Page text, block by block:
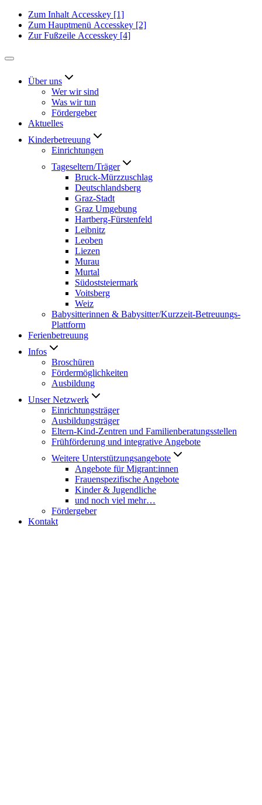
Zum Inhalt Accesskey [1]
Zum Hauptmenü Accesskey [2]
Zur Fußzeile Accesskey [4]
Über uns
Wer wir sind
Was wir tun
Fördergeber
Aktuelles
Kinderbetreuung
Einrichtungen
Tageseltern/Träger
Bruck-Mürzzuschlag
Deutschlandsberg
Graz-Stadt
Graz Umgebung
Hartberg-Fürstenfeld
Leibnitz
Leoben
Liezen
Murau
Murtal
Südoststeiermark
Voitsberg
Weiz
Babysitterinnen & Babysitter/Kurzzeit-Betreuungs-
Plattform
Ferienbetreuung
Infos
Broschüren
Fördermöglichkeiten
Ausbildung
Unser Netzwerk
Einrichtungsträger
Ausbildungsträger
Eltern-Kind-Zentren und Familienberatungsstellen
Frühförderung und integrative Angebote
Weitere Unterstützungsangebote
Angebote für Migrant:innen
Frauenspezifische Angebote
Kinder & Jugendliche
und noch viel mehr…
Fördergeber
Kontakt